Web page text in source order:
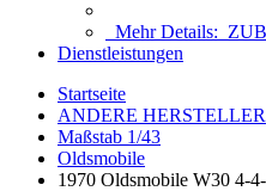
Mehr Details:
Dienstleistungen
Startseite
ANDERE HERSTELLER
Maßstab 1/43
Oldsmobile
1970 Oldsmobile W30 4-